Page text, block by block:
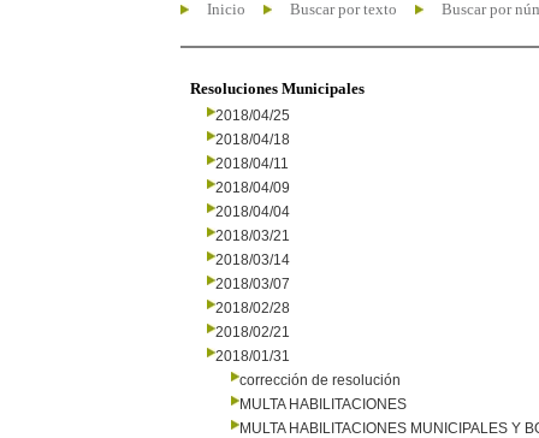
Inicio Buscar por texto Buscar por
Resoluciones Municipales
2018/04/25
2018/04/18
2018/04/11
2018/04/09
2018/04/04
2018/03/21
2018/03/14
2018/03/07
2018/02/28
2018/02/21
2018/01/31
corrección de resolución
MULTA HABILITACIONES
MULTA HABILITACIONES MUNICIPALES Y